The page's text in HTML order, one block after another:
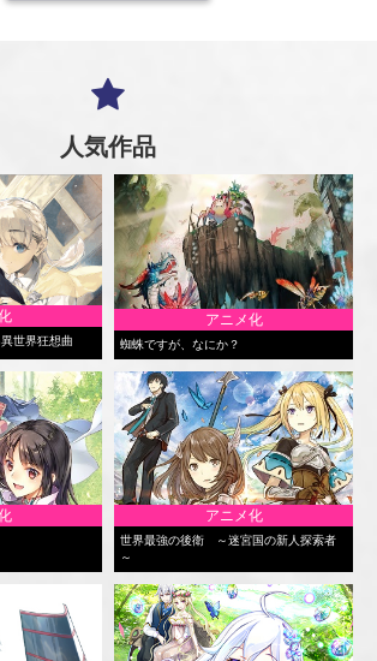
人気作品
世界狂想曲
アニメ化
蜘蛛ですが、なにか？
アニメ化
世界最強の後衛 ～迷宮国の新人探索者
～